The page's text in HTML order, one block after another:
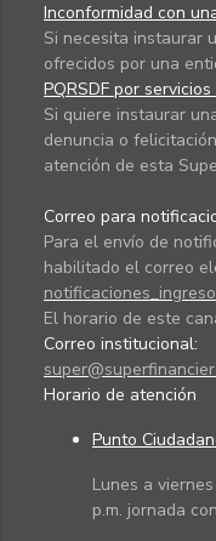
Inconformidad con
Si necesita instaurar
ofrecidos por una
PQRSDF por
Si quiere instaurar
denuncia o
atención de esta
Correo para
Para el envío de
habilitado el correo
El horario de este
Correo institucional:
Horario de atención
Punto
Lunes a
p.m. jornada